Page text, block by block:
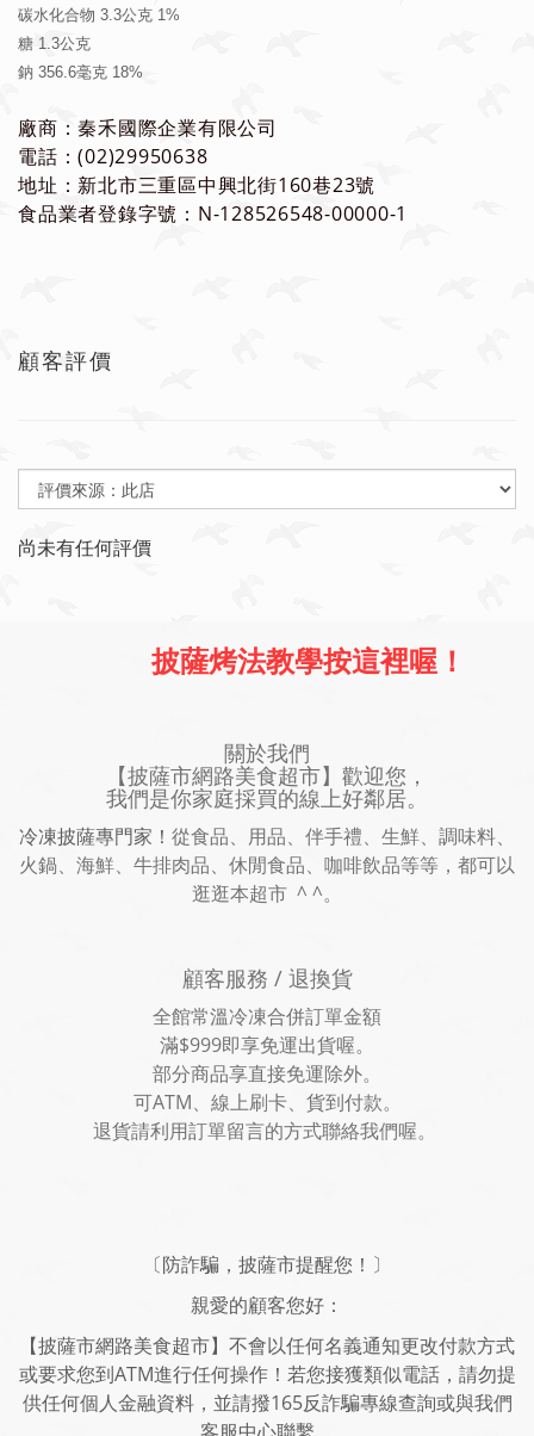
碳水化合物 3.3公克 1%
糖 1.3公克
鈉 356.6毫克 18%
廠商：秦禾國際企業有限公司
電話：(02)29950638
地址：新北市三重區中興北街160巷23號
食品業者登錄字號：N-128526548-00000-1
顧客評價
尚未有任何評價
披薩烤法教學按這裡喔！
關於我們
【披薩市網路美食超市】歡迎您，
我們是你家庭採買的線上好鄰居。
冷凍披薩專門家！ 從食品、用品、伴手禮、生鮮、調味料、
火鍋、海鮮、牛排肉品、休閒食品、咖啡飲品等等，都可以
逛逛本超市 ^ ^。
顧客服務 / 退換貨
全館常溫冷凍合併訂單金額
滿$999即享免運出貨喔。
部分商品享直接免運除外。
可ATM、線上刷卡、貨到付款。
退貨請利用訂單留言的方式聯絡我們喔。
〔防詐騙，披薩市提醒您！〕
親愛的顧客您好：
【披薩市網路美食超市】不會以任何名義通知更改付款方式
或要求您到ATM進行任何操作！若您接獲類似電話，請勿提
供任何個人金融資料，並請撥165反詐騙專線查詢或與我們